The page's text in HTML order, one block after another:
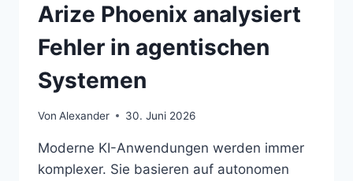
Arize Phoenix analysiert
Fehler in agentischen
Systemen
Von Alexander 30. Juni 2026
Moderne KI-Anwendungen werden immer
komplexer. Sie basieren auf autonomen